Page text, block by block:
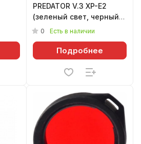
PREDATOR V.3 XP-E2
(зеленый свет, черный)
(<Свойства не
0 Есть в наличии
Подробнее